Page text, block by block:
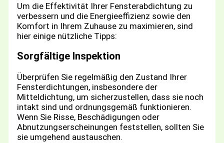
Um die Effektivität Ihrer Fensterabdichtung zu
verbessern und die Energieeffizienz sowie den
Komfort in Ihrem Zuhause zu maximieren, sind
hier einige nützliche Tipps:
Sorgfältige Inspektion
Überprüfen Sie regelmäßig den Zustand Ihrer
Fensterdichtungen, insbesondere der
Mitteldichtung, um sicherzustellen, dass sie noch
intakt sind und ordnungsgemäß funktionieren.
Wenn Sie Risse, Beschädigungen oder
Abnutzungserscheinungen feststellen, sollten Sie
sie umgehend austauschen.